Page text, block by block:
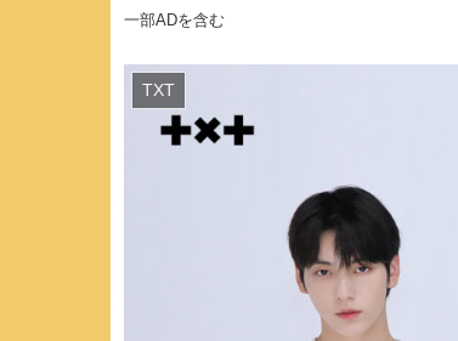
一部ADを含む
TXT